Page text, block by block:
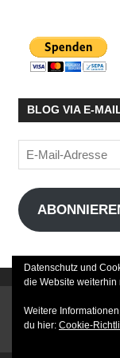
BLOG VIA E-
E-
Mail-
Adresse
Datenschutz und
die Website weiterhin
Weitere
du hier: Cookie-